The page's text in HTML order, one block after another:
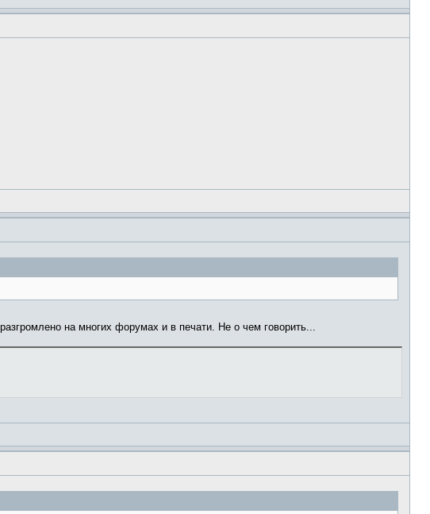
на многих форумах и в печати. Не о чем говорить...